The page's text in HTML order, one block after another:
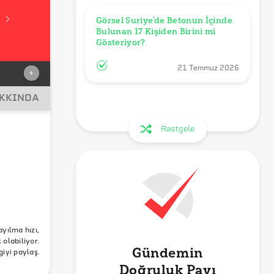
+
hızı,
olabiliyor.
paylaş.
Görsel Suriye’de Betonun İçinde
Bulunan 17 Kişiden Birini mi
Gösteriyor?
21 Temmuz 2026
Rastgele
Gündemin
Doğruluk Payı